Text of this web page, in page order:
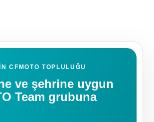
CFMOTO TOPLULUĞU
ve şehrine uygun
Team grubuna